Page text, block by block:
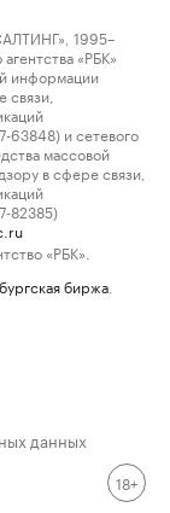
1995–
«РБК»
информации
и сетевого
массовой
в сфере связи,
82385)
«РБК».
биржа
данных
18+